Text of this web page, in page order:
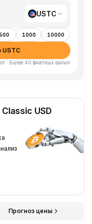
USTC
1000 10000
USTC
· Более 40 фиатных валют
USD
Прогноз цены